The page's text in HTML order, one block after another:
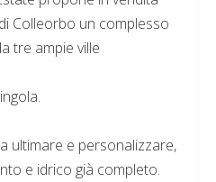
Colleorbo un complesso
tre ampie ville
ultimare e personalizzare,
e idrico già completo.